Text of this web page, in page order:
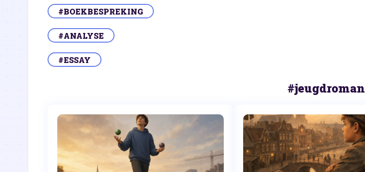
#BOEKBESPREKING
#ANALYSE
#ESSAY
#jeugdroman